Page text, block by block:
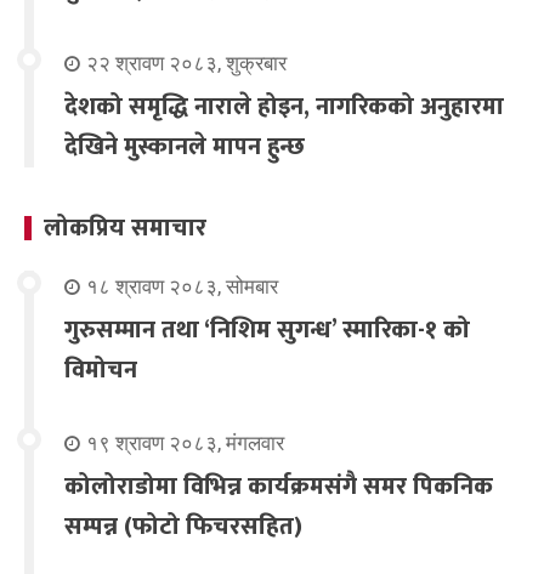
२२ श्रावण २०८३, शुक्रबार
देशको समृद्धि नाराले होइन, नागरिकको अनुहारमा
देखिने मुस्कानले मापन हुन्छ
लोकप्रिय समाचार
१८ श्रावण २०८३, सोमबार
गुरुसम्मान तथा ‘निशिम सुगन्ध’ स्मारिका-१ को
विमोचन
१९ श्रावण २०८३, मंगलवार
कोलोराडोमा विभिन्न कार्यक्रमसंगै समर पिकनिक
सम्पन्न (फोटो फिचरसहित)